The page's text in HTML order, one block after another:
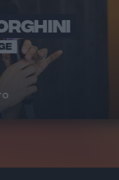
RADIO ITALIA
VOI TANKA VILLAGE